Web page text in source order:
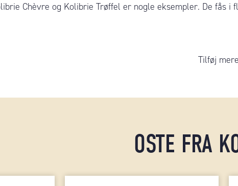
Chèvre og Kolibrie Trøffel er nogle eksempler. De fås
Tilføj mere
OSTE FRA